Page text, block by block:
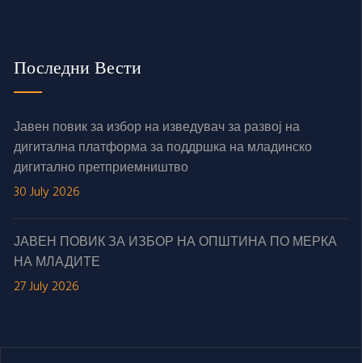
Последни Вести
Јавен повик за избор на изведувач за развој на
дигитална платформа за поддршка на младинско
дигитално претприемништво
30 July 2026
ЈАВЕН ПОВИК ЗА ИЗБОР НА ОПШТИНА ПО МЕРКА
НА МЛАДИТЕ
27 July 2026